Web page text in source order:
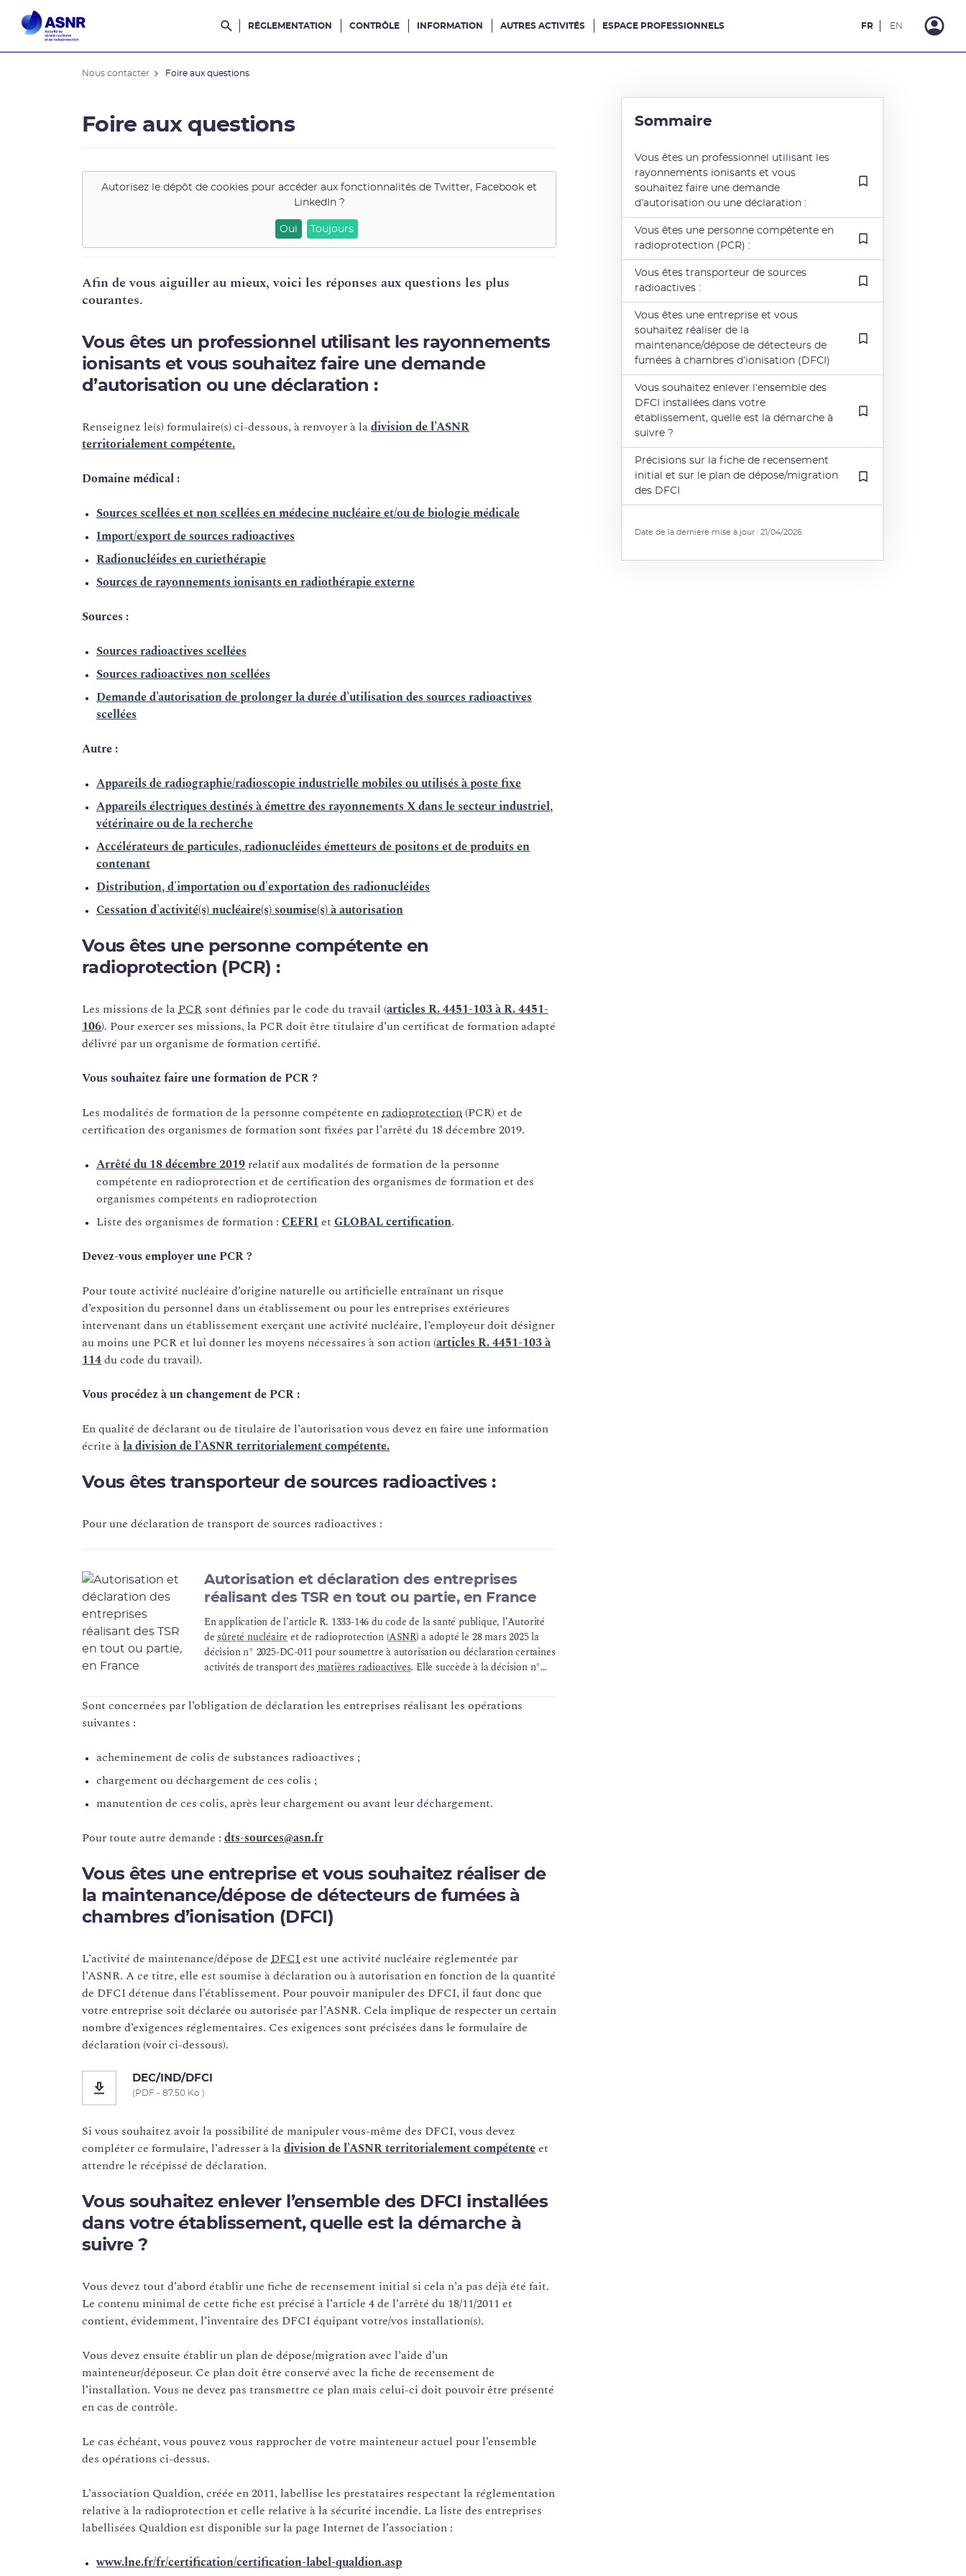
Rechercher dans le site
RÉGLEMENTATION CONTRÔLE INFORMATION AUTRES ACTIVITÉS ESPACE PROFESSIONNELS FR EN
Nous contacter Foire aux questions
Foire aux questions
Autorisez le dépôt de cookies pour accéder aux fonctionnalités de
Twitter, Facebook et
LinkedIn?
Oui Toujours
Afin de vous aiguiller au mieux, voici les réponses aux questions les plus
courantes.
Vous êtes un professionnel utilisant les rayonnements
ionisants et vous souhaitez faire une demande
d’autorisation ou une déclaration :
Renseignez le(s) formulaire(s) ci-dessous, à renvoyer à ladivision de l’ASNR
territorialement compétente.
Domaine médical :
Sources scellées et non scellées en médecine nucléaire et/ou de biologie médicale
Import/export de sources radioactives
Radionucléides en curiethérapie
Sources de rayonnements ionisants en radiothérapie externe
Sources :
Sources radioactives scellées
Sources radioactives non scellées
Demande d’autorisation de prolonger la durée d’utilisation des sources radioactives
scellées
Autre :
Appareils de radiographie/radioscopie industrielle mobiles ou utilisés à poste fixe
Appareils électriques destinés à émettre des rayonnements X dans le secteur industriel,
vétérinaire ou de la recherche
Accélérateurs de particules, radionucléides émetteurs de positons et de produits en
contenant
Distribution, d'importation ou d'exportation des radionucléides
Cessation d'activité(s) nucléaire(s) soumise(s) à autorisation
Vous êtes une personne compétente en
radioprotection (PCR) :
Les missions de laPCR sont définies par le code du travail (articles R. 4451-103 à R. 4451-
106). Pour exercer ses missions, la PCR doit être titulaire d’un certificat de formation adapté
délivré par un organisme de formation certifié.
Vous souhaitez faire une formation de PCR ?
Les modalités de formation de la personne compétente enradioprotection (PCR) et de
certification des organismes de formation sont fixées par l’arrêté du 18 décembre 2019.
Arrêté du 18 décembre 2019 relatif aux modalités de formation de la personne
compétente en radioprotection et de certification des organismes de formation et des
organismes compétents en radioprotection
Liste des organismes de formation : CEFRIet GLOBAL certification.
Devez-vous employer une PCR ?
Pour toute activité nucléaire d’origine naturelle ou artificielle entraînant un risque
d’exposition du personnel dans un établissement ou pour les entreprises extérieures
intervenant dans un établissement exerçant une activité nucléaire, l’employeur doit désigner
au moins une PCR et lui donner les moyens nécessaires à son action (articles R. 4451-103 à
114du code du travail).
Vous procédez à un changement de PCR :
En qualité de déclarant ou de titulaire de l’autorisation vous devez en faire une information
écrite àla division de l’ASNR territorialement compétente.
Vous êtes transporteur de sources radioactives :
Pour une déclaration de transport de sources radioactives :
Autorisation et déclaration des entreprises
réalisant des TSR en tout ou partie, en France
En application de l’article R. 1333-146 du code de la santé publique, l’Autorité
desûreté nucléaireet de radioprotection (ASNR) a adopté le 28 mars 2025 la
décision n° 2025-DC-011 pour soumettre à autorisation ou déclaration certaines
activités de transport desmatières radioactives. Elle succède à la décision n°
régime de déclaration pour certaines de ces activités.
Sont concernées par l’obligation de déclaration les entreprises réalisant les opérations
suivantes :
acheminement de colis de substances radioactives ;
chargement ou déchargement de ces colis ;
manutention de ces colis, après leur chargement ou avant leur déchargement.
Pour toute autre demande : dts-sources@asn.fr
Vous êtes une entreprise et vous souhaitez réaliser de
la maintenance/dépose de détecteurs de fumées à
chambres d’ionisation (DFCI)
L’activité de maintenance/dépose de DFCIest une activité nucléaire réglementée par
l’ASNR. A ce titre, elle est soumise à déclaration ou à autorisation en fonction de la quantité
de DFCI détenue dans l’établissement. Pour pouvoir manipuler des DFCI, il faut donc que
votre entreprise soit déclarée ou autorisée par l’ASNR. Cela implique de respecter un certain
nombre d’exigences réglementaires. Ces exigences sont précisées dans le formulaire de
déclaration (voir ci-dessous).
DEC/IND/DFCI
(PDF - 87.50 Ko )
Si vous souhaitez avoir la possibilité de manipuler vous-même des DFCI, vous devez
compléter ce formulaire, l’adresser à ladivision de l’ASNR territorialement compétenteet
attendre le récépissé de déclaration.
Vous souhaitez enlever l’ensemble des DFCI installées
dans votre établissement, quelle est la démarche à
suivre ?
Vous devez tout d’abord établir une fiche de recensement initial si cela n’a pas déjà été fait.
Le contenu minimal de cette fiche est précisé à l’article 4 de l’arrêté du 18/11/2011 et
contient, évidemment, l’inventaire des DFCI équipant votre/vos installation(s).
Vous devez ensuite établir un plan de dépose/migration avec l’aide d’un
mainteneur/déposeur. Ce plan doit être conservé avec la fiche de recensement de
l’installation. Vous ne devez pas transmettre ce plan mais celui-ci doit pouvoir être présenté
en cas de contrôle.
Le cas échéant, vous pouvez vous rapprocher de votre mainteneur actuel pour l’ensemble
des opérations ci-dessus.
L’association Qualdion, créée en 2011, labellise les prestataires respectant la réglementation
relative à la radioprotection et celle relative à la sécurité incendie. La liste des entreprises
labellisées Qualdion est disponible sur la page Internet de l’association :
www.lne.fr/fr/certification/certification-label-qualdion.asp
Sommaire
Vous êtes un professionnel utilisant les
rayonnements ionisants et vous
souhaitez faire une demande
d’autorisation ou une déclaration :
Vous êtes une personne compétente en
radioprotection (PCR) :
Vous êtes transporteur de sources
radioactives :
Vous êtes une entreprise et vous
souhaitez réaliser de la
maintenance/dépose de détecteurs de
fumées à chambres d’ionisation (DFCI)
Vous souhaitez enlever l’ensemble des
DFCI installées dans votre
établissement, quelle est la démarche à
suivre ?
Précisions sur la fiche de recensement
initial et sur le plan de dépose/migration
des DFCI
Date de la dernière mise à jour : 21/04/2026